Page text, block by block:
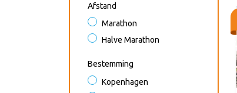
Afstand
Marathon
Halve Marathon
Bestemming
Kopenhagen